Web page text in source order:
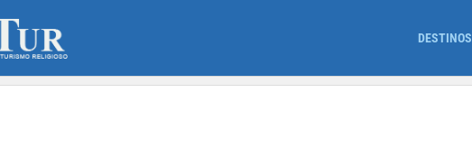
DESTINOS